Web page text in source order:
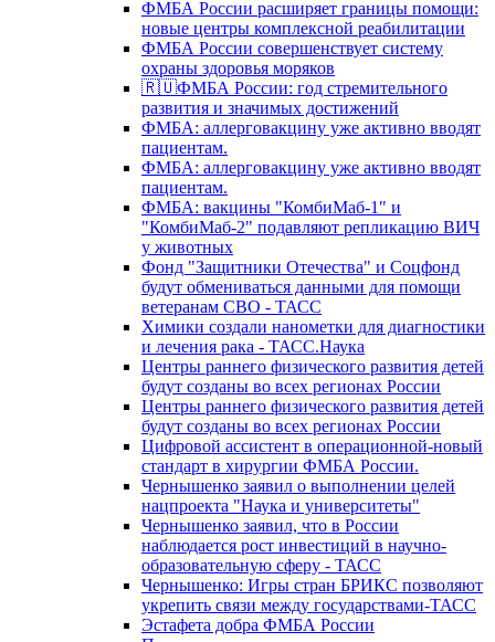
ФМБА России расширяет границы помощи:
новые центры комплексной реабилитации
ФМБА России совершенствует систему
охраны здоровья моряков
🇷🇺ФМБА России: год стремительного
развития и значимых достижений
ФМБА: аллерговакцину уже активно вводят
пациентам.
ФМБА: аллерговакцину уже активно вводят
пациентам.
ФМБА: вакцины "КомбиМаб-1" и
"КомбиМаб-2" подавляют репликацию ВИЧ
у животных
Фонд "Защитники Отечества" и Соцфонд
будут обмениваться данными для помощи
ветеранам СВО - ТАСС
Химики создали нанометки для диагностики
и лечения рака - ТАСС.Наука
Центры раннего физического развития детей
будут созданы во всех регионах России
Центры раннего физического развития детей
будут созданы во всех регионах России
Цифровой ассистент в операционной-новый
стандарт в хирургии ФМБА России.
Чернышенко заявил о выполнении целей
нацпроекта "Наука и университеты"
Чернышенко заявил, что в России
наблюдается рост инвестиций в научно-
образовательную сферу - ТАСС
Чернышенко: Игры стран БРИКС позволяют
укрепить связи между государствами-ТАСС
Эстафета добра ФМБА России